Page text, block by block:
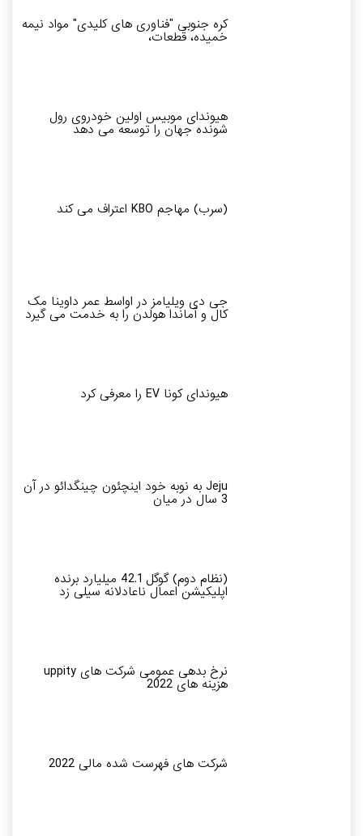
کره جنوبی "فناوری های کلیدی" مواد نیمه
خمیده، قطعات،
هیوندای موبیس اولین خودروی رول
شونده جهان را توسعه می دهد
(سرب) مهاجم KBO اعتراف می کند
جی دی ویلیامز در اواسط عمر داوینا مک
کال و آماندا هولدن را به خدمت می گیرد
هیوندای کونا EV را معرفی کرد
Jeju به نوبه خود اینچئون چینگدائو در آن
3 سال در میان
(نظام دوم) گوگل 42.1 میلیارد برنده
اپلیکیشن اعمال ناعادلانه سیلی زد
نرخ بدهی عمومی شرکت های uppity
هزینه های 2022
شرکت های فهرست شده مالی 2022